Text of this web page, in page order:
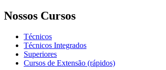
Nossos Cursos
Técnicos
Técnicos Integrados
Superiores
Cursos de Extensão (rápidos)